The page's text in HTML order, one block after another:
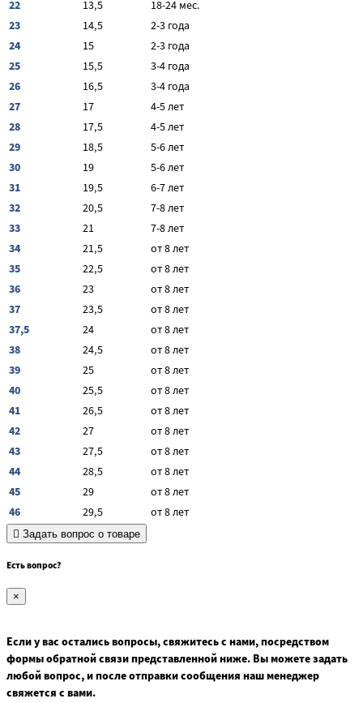
22 13,5
18-24 мес.
23
14,5
2-3 года
24
15
2-3 года
25
15,5
3-4 года
26
16,5
3-4 года
27
17
4-5 лет
28
17,5
4-5 лет
29
18,5
5-6 лет
30
19
5-6 лет
31
19,5
6-7 лет
32
20,5
7-8 лет
33
21
7-8 лет
34
21,5
от 8 лет
35
22,5
от 8 лет
36
23
от 8 лет
37
23,5
от 8 лет
37,5
24
от 8 лет
38
24,5
от 8 лет
39
25
от 8 лет
40
25,5
от 8 лет
41
26,5
от 8 лет
42
27
от 8 лет
43
27,5
от 8 лет
44
28,5
от 8 лет
45
29
от 8 лет
46
29,5 от 8 лет
Задать вопрос о товаре
Есть вопрос?
×
Если у вас остались вопросы, свяжитесь с нами, посредством
формы обратной связи представленной ниже. Вы можете задать
любой вопрос, и после отправки сообщения наш менеджер
свяжется с вами.